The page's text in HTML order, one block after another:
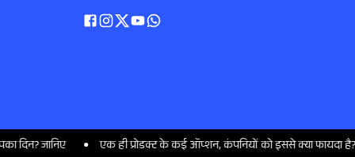
एक ही प्रोडक्ट के कई ऑप्शन, कंपनियों को इससे क्या फायदा है? 5